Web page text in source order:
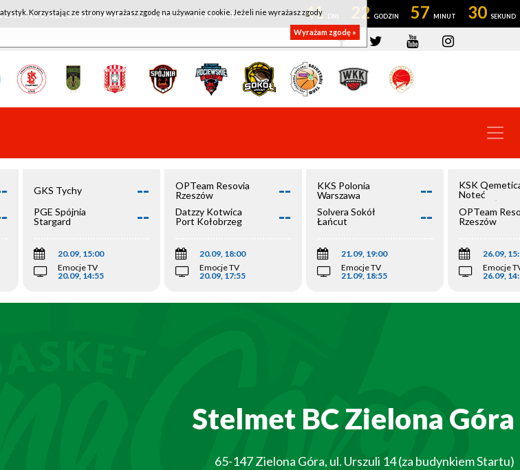
HOTEL WROCŁAW - KSK QEMETICA NOTEĆ INOWROCŁAW 41 22 57 29
GKS Tychy --
PGE Spójnia
Stargard
--
20.09, 15:00
Emocje TV
20.09, 14:55
OPTeam Resovia
Rzeszów
--
Datzzy Kotwica
Port Kołobrzeg
--
20.09, 18:00
Emocje TV
20.09, 17:55
KKS Polonia
Warszawa
--
Solvera Sokół
Łańcut
--
21.09, 19:00
Emocje TV
21.09, 18:55
KSK
Noteć
Inowrocław
OPTeam
Rzeszów
26.09,
Emocje
26.09,
Stelmet BC Zielona Góra
65-147Zielona Góra, ul. Urszuli 14 (za budynkiem Startu)
Korzystając ze strony wyrażasz zgodę na używanie cookie. Jeżeli nie wyrażasz zgody
Wyrażam zgodę »